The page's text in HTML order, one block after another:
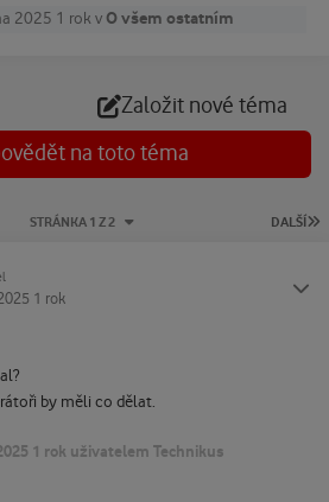
2025 1 rokv O všem ostatním
Založit nové téma
na toto téma
DALŠÍ
STRÁNKA 1 Z 2
1 rok
by měli co dělat.
1 rok uživatelem Technikus